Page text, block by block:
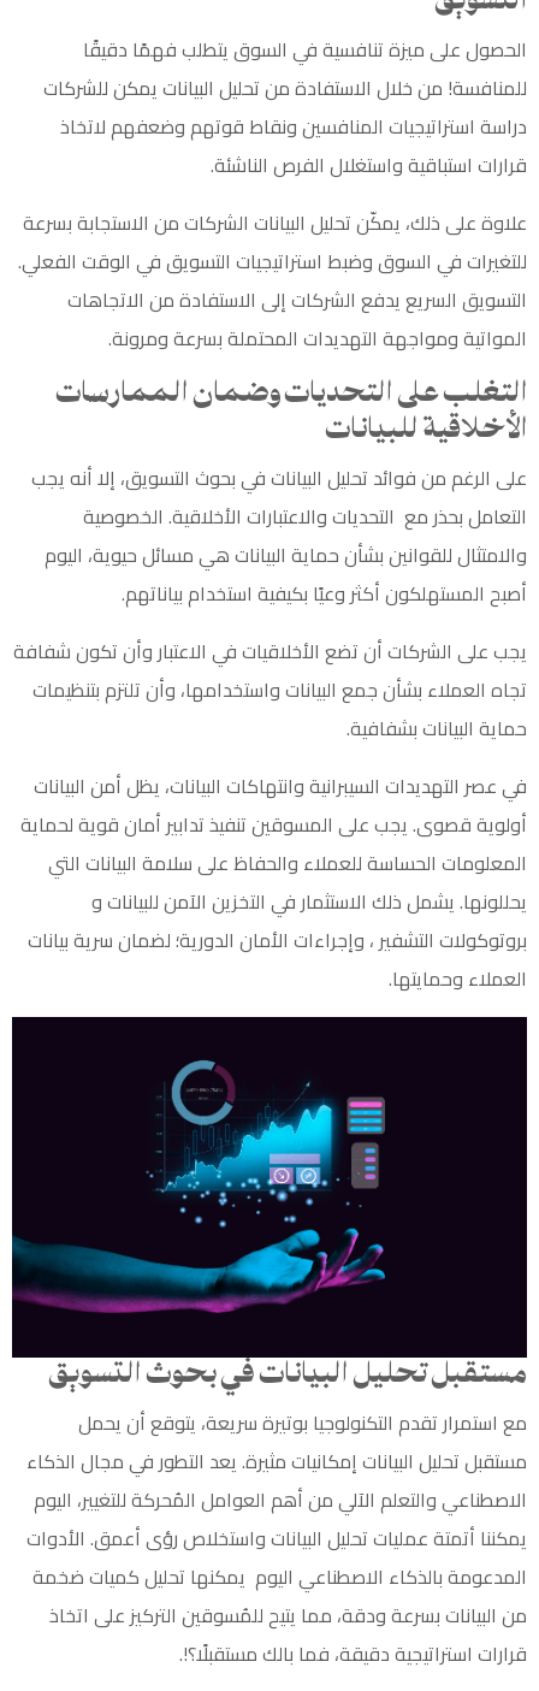
الحصول على ميزة تنافسية في السوق يتطلب فهمًا دقيقًا
للمنافسة! من خلال الاستفادة من تحليل البيانات يمكن للشركات
دراسة استراتيجيات المنافسين ونقاط قوتهم وضعفهم لاتخاذ
قرارات استباقية واستغلال الفرص الناشئة.
علاوة على ذلك، يمكّن تحليل البيانات الشركات من الاستجابة بسرعة
للتغيرات في السوق وضبط استراتيجيات التسويق في الوقت الفعلي.
التسويق السريع يدفع الشركات إلى الاستفادة من الاتجاهات
المواتية ومواجهة التهديدات المحتملة بسرعة ومرونة.
التغلب على التحديات وضمان الممارسات
الأخلاقية للبيانات
على الرغم من فوائد تحليل البيانات في بحوث التسويق، إلا أنه يجب
التعامل بحذر مع التحديات والاعتبارات الأخلاقية. الخصوصية
والامتثال للقوانين بشأن حماية البيانات هي مسائل حيوية، اليوم
أصبح المستهلكون أكثر وعيًا بكيفية استخدام بياناتهم.
يجب على الشركات أن تضع الأخلاقيات في الاعتبار وأن تكون شفافة
تجاه العملاء بشأن جمع البيانات واستخدامها، وأن تلتزم بتنظيمات
حماية البيانات بشفافية.
في عصر التهديدات السيبرانية وانتهاكات البيانات، يظل أمن البيانات
أولوية قصوى. يجب على المسوقين تنفيذ تدابير أمان قوية لحماية
المعلومات الحساسة للعملاء والحفاظ على سلامة البيانات التي
يحللونها. يشمل ذلك الاستثمار في التخزين الآمن للبيانات و
بروتوكولات التشفير ، وإجراءات الأمان الدورية؛ لضمان سرية بيانات
العملاء وحمايتها.
مستقبل تحليل البيانات في بحوث التسويق
مع استمرار تقدم التكنولوجيا بوتيرة سريعة، يتوقع أن يحمل
مستقبل تحليل البيانات إمكانيات مثيرة. يعد التطور في مجال الذكاء
الاصطناعي والتعلم الآلي من أهم العوامل المُحركة للتغيير، اليوم
يمكننا أتمتة عمليات تحليل البيانات واستخلاص رؤى أعمق. الأدوات
المدعومة بالذكاء الاصطناعي اليوم يمكنها تحليل كميات ضخمة
من البيانات بسرعة ودقة، مما يتيح للمُسوقين التركيز على اتخاذ
قرارات استراتيجية دقيقة، فما بالك مستقبلًا؟!.